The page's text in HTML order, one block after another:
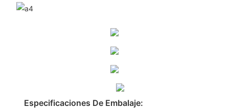
Especificaciones De Embalaje: